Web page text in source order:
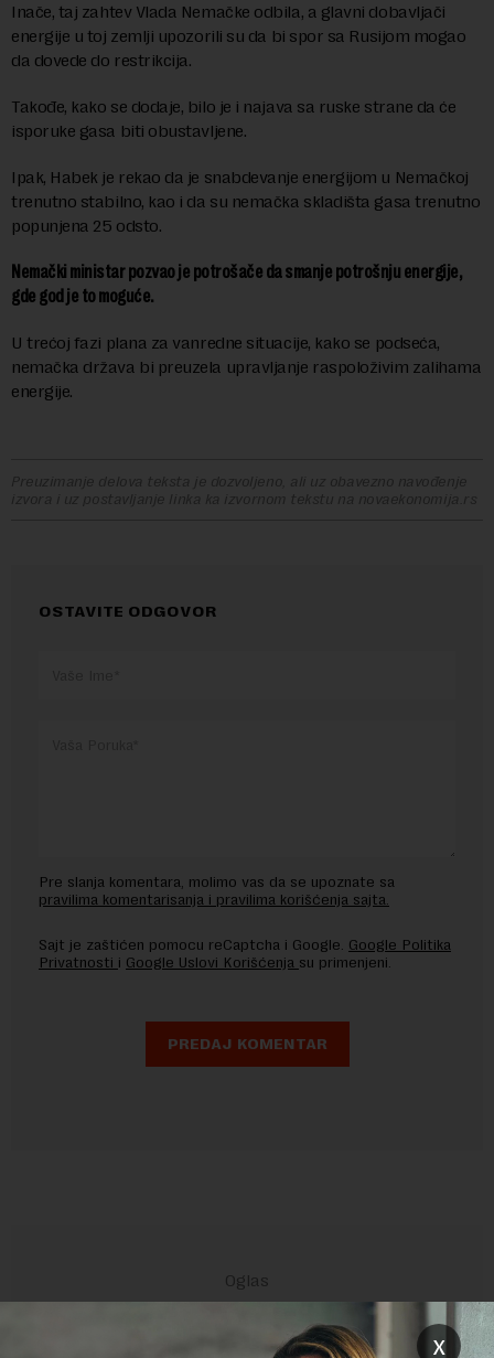
Inače, taj zahtev Vlada Nemačke odbila, a glavni dobavljači
energije u toj zemlji upozorili su da bi spor sa Rusijom mogao
da dovede do restrikcija.
Takođe, kako se dodaje, bilo je i najava sa ruske strane da će
isporuke gasa biti obustavljene.
Ipak, Habek je rekao da je snabdevanje energijom u Nemačkoj
trenutno stabilno, kao i da su nemačka skladišta gasa trenutno
popunjena 25 odsto.
Nemački ministar pozvao je potrošače da smanje potrošnju energije,
gde god je to moguće.
U trećoj fazi plana za vanredne situacije, kako se podseća,
nemačka država bi preuzela upravljanje raspoloživim zalihama
energije.
Preuzimanje delova teksta je dozvoljeno, ali uz obavezno navođenje
izvora i uz postavljanje linka ka izvornom tekstu na novaekonomija.rs
OSTAVITE ODGOVOR
Pre slanja komentara, molimo vas da se upoznate sa
pravilima komentarisanja i pravilima korišćenja sajta.
Sajt je zaštićen pomocu reCaptcha i Google. Google Politika
Privatnosti i Google Uslovi Korišćenja su primenjeni.
x